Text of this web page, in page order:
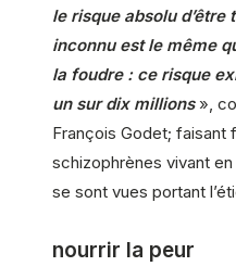
le risque absolu
inconnu est le même
la foudre : ce risque
un sur dix millions »,
François Godet; faisant
schizophrènes vivant
se sont vues portant
nourrir la peur